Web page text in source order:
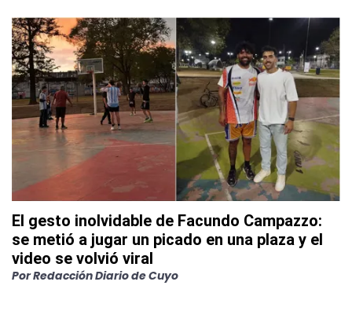
El gesto inolvidable de Facundo Campazzo:
se metió a jugar un picado en una plaza y el
video se volvió viral
PorRedacción Diario de Cuyo